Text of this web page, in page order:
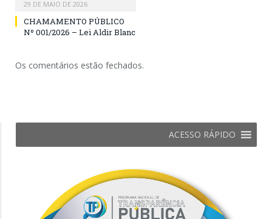
29 DE MAIO DE 2026
CHAMAMENTO PÚBLICO
Nº 001/2026 – Lei Aldir Blanc
Os comentários estão fechados.
ACESSO RÁPIDO